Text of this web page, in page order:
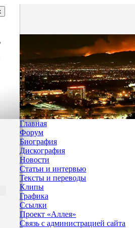
Главная
Форум
Биография
Дискография
Новости
Статьи и интервью
Тексты и переводы
Клипы
Графика
Ссылки
Проект «Аллея»
Связь с администрацией сайта